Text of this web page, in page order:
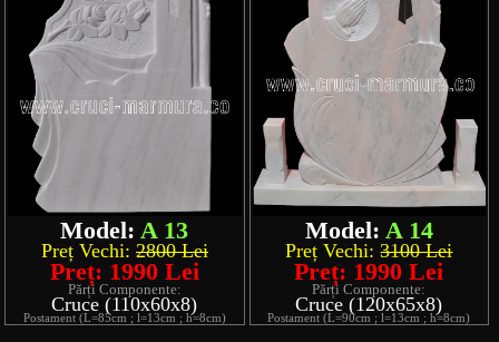
Model: A 13
Preț Vechi: 2800 Lei
Preț: 1990 Lei
Părți Componente:
Cruce (110x60x8)
Postament (L=85cm ; l=13cm ; h=8cm)
Model: A 14
Preț Vechi:3100 Lei
Preț: 1990 Lei
Părți Componente:
Cruce (120x65x8)
Postament (L=90cm ; l=13cm ; h=8cm)